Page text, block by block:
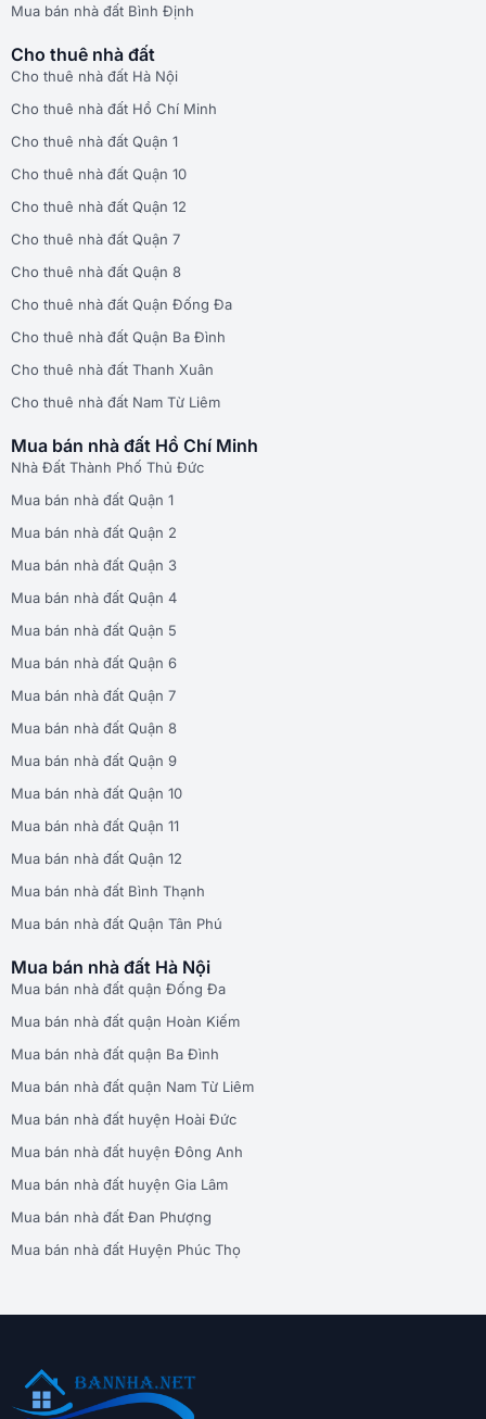
Mua bán nhà đất Bình Định
Cho thuê nhà đất
Cho thuê nhà đất Hà Nội
Cho thuê nhà đất Hồ Chí Minh
Cho thuê nhà đất Quận 1
Cho thuê nhà đất Quận 10
Cho thuê nhà đất Quận 12
Cho thuê nhà đất Quận 7
Cho thuê nhà đất Quận 8
Cho thuê nhà đất Quận Đống Đa
Cho thuê nhà đất Quận Ba Đình
Cho thuê nhà đất Thanh Xuân
Cho thuê nhà đất Nam Từ Liêm
Mua bán nhà đất Hồ Chí Minh
Nhà Đất Thành Phố Thủ Đức
Mua bán nhà đất Quận 1
Mua bán nhà đất Quận 2
Mua bán nhà đất Quận 3
Mua bán nhà đất Quận 4
Mua bán nhà đất Quận 5
Mua bán nhà đất Quận 6
Mua bán nhà đất Quận 7
Mua bán nhà đất Quận 8
Mua bán nhà đất Quận 9
Mua bán nhà đất Quận 10
Mua bán nhà đất Quận 11
Mua bán nhà đất Quận 12
Mua bán nhà đất Bình Thạnh
Mua bán nhà đất Quận Tân Phú
Mua bán nhà đất Hà Nội
Mua bán nhà đất quận Đống Đa
Mua bán nhà đất quận Hoàn Kiếm
Mua bán nhà đất quận Ba Đình
Mua bán nhà đất quận Nam Từ Liêm
Mua bán nhà đất huyện Hoài Đức
Mua bán nhà đất huyện Đông Anh
Mua bán nhà đất huyện Gia Lâm
Mua bán nhà đất Đan Phượng
Mua bán nhà đất Huyện Phúc Thọ